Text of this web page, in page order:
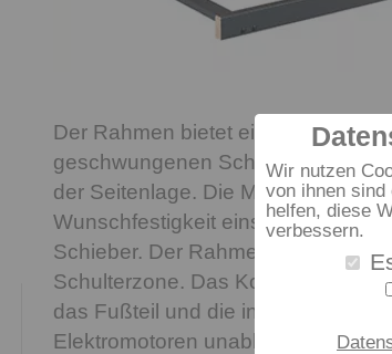
Wir nutzen
von ihnen sind
helfen, diese
verbessern.
Der Rahmen bietet ein sehr gutes
geschwungenen Schulterleisten
der Seitenlage. Die Mittelzone
Wunschfestigkeit einstellen, dies
Schieber. Der Rahmen verfügt
Schulterzone. Das Kopfteil ist
das Fußteil und die individuelle
Elektromotoren unabhängig